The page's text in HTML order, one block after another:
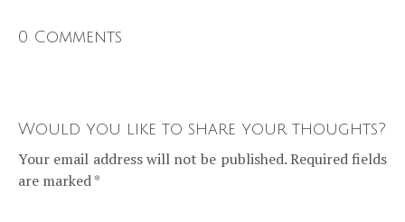
0 Comments
Would you like to share your thoughts?
Your email address will not be published. Required fields
are marked *